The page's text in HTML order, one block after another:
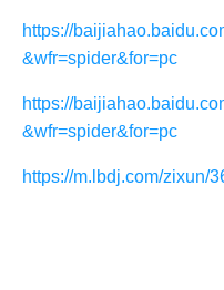
https://
&wfr=spider&for=pc
https://
&wfr=spider&for=pc
https://m.lbdj.com/zixun/